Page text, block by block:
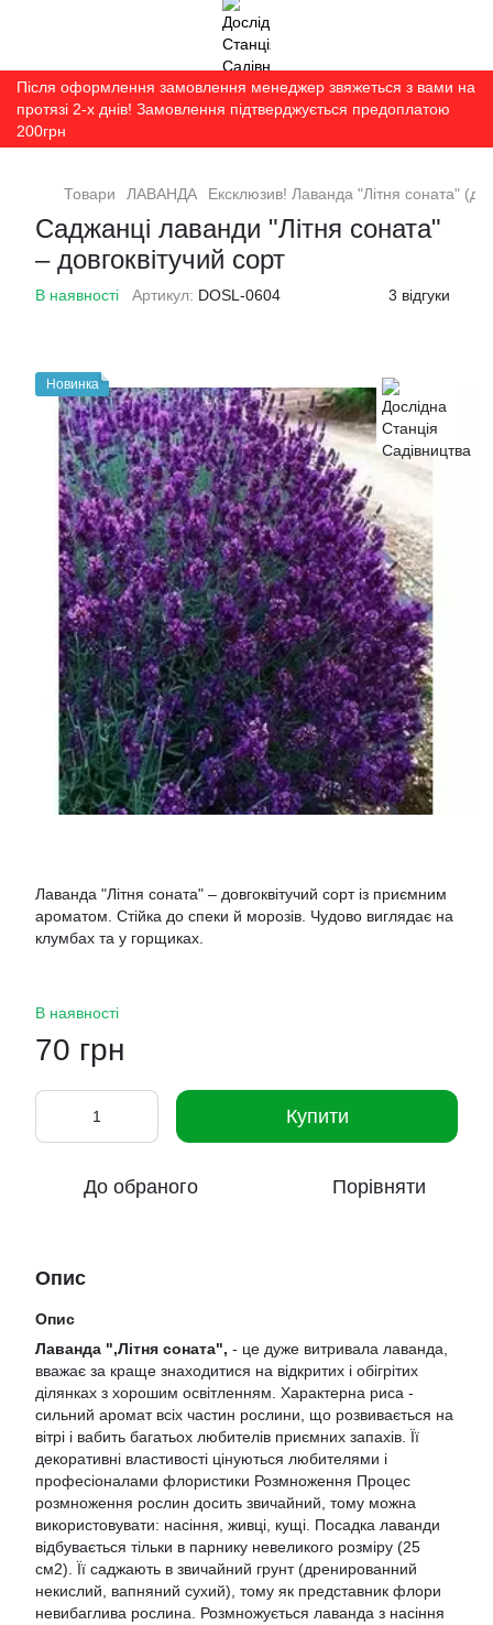
Після оформлення замовлення менеджер звяжеться з вами на
протязі 2-х днів! Замовлення підтверджується предоплатою
200грн
Товари ЛАВАНДА Ексклюзив! Лаванда "Літня соната"
Саджанці лаванди "Літня соната"
– довгоквітучий сорт
В наявності Артикул: DOSL-0604 3 відгуки
Новинка
Лаванда "Літня соната" – довгоквітучий сорт із приємним
ароматом. Стійка до спеки й морозів. Чудово виглядає на
клумбах та у горщиках.
В наявності
70 грн
Купити
До обраного Порівняти
Опис
Опис
Лаванда ",Літня соната", - це дуже витривала лаванда,
вважає за краще знаходитися на відкритих і обігрітих
ділянках з хорошим освітленням. Характерна риса -
сильний аромат всіх частин рослини, що розвивається на
вітрі і вабить багатьох любителів приємних запахів. Її
декоративні властивості цінуються любителями і
професіоналами флористики Розмноження Процес
розмноження рослин досить звичайний, тому можна
використовувати: насіння, живці, кущі. Посадка лаванди
відбувається тільки в парнику невеликого розміру (25
см2). Її саджають в звичайний грунт (дренированний
некислий, вапняний сухий), тому як представник флори
невибаглива рослина. Розмножується лаванда з насіння